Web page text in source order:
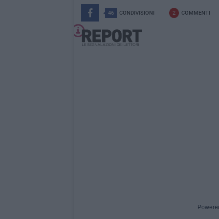
46 CONDIVISIONI 2 COMMENTI